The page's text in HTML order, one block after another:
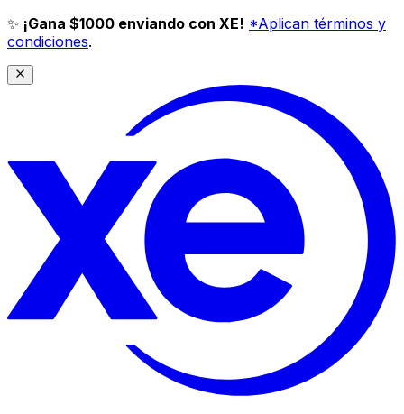
✨ ¡Gana $1000 enviando con XE! *Aplican términos y
condiciones.